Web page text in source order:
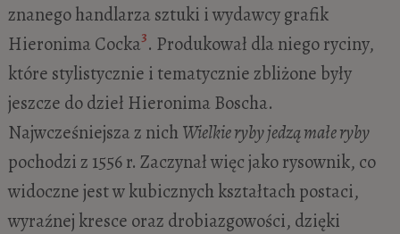
znanego handlarza sztuki i wydawcy grafik
Hieronima Cocka3. Produkował dla niego ryciny,
które stylistycznie i tematycznie zbliżone były
jeszcze do dzieł Hieronima Boscha.
Najwcześniejsza z nichWielkie ryby jedzą małe ryby
pochodzi z 1556 r. Zaczynał więc jako rysownik, co
widoczne jest w kubicznych kształtach postaci,
wyraźnej kresce oraz drobiazgowości, dzięki